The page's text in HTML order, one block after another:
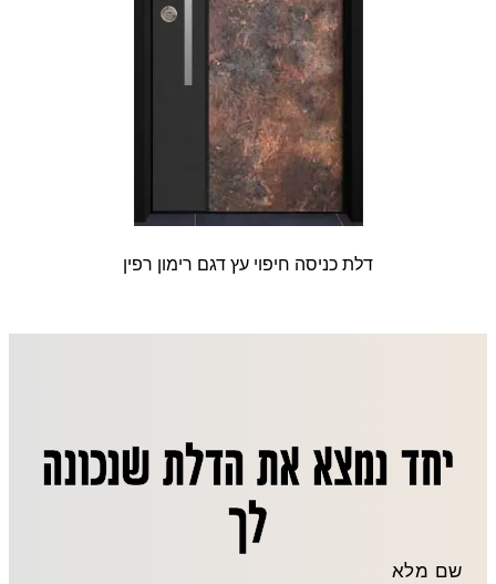
דלת כניסה חיפוי עץ דגם רימון רפין
יחד נמצא את הדלת שנכונה
לך
שם מלא